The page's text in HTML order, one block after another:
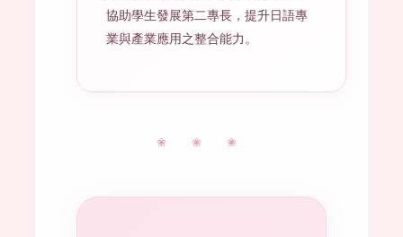
協助學生發展第二專長，提升日語專
業與產業應用之整合能力。
❀ ❀ ❀